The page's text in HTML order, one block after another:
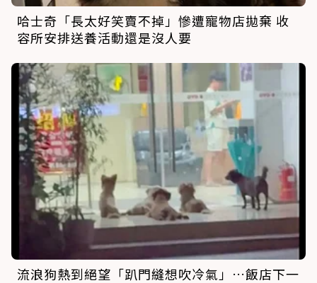
哈士奇「長太好笑賣不掉」慘遭寵物店拋棄 收
容所安排送養活動還是沒人要
流浪狗熱到絕望「趴門縫想吹冷氣」…飯店下一